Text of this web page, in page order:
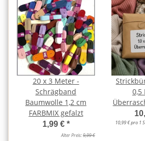
20 x 3 Meter -
Schrägband
Baumwolle 1,2 cm
FARBMIX gefalzt
1,99 € *
Alter Preis:9,99 €
0,5
10,99 € pro 1